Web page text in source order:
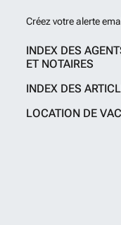
Créez votre alerte
INDEX DES
ET NOTAIRES
INDEX DES
LOCATION DE